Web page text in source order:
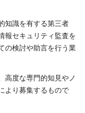
知識を有する第三者
報セキュリティ監査を
の検討や助言を行う業
高度な専門的知見やノ
より募集するもので